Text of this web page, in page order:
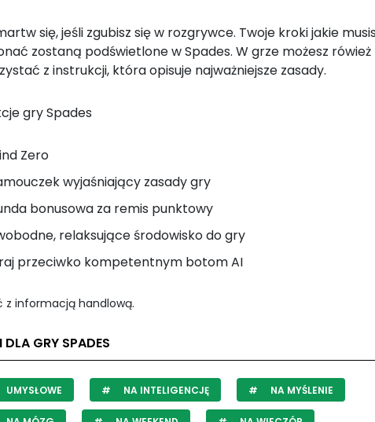
się, jeśli zgubisz się w rozgrywce. Twoje kroki jakie
zostaną podświetlone wSpades. W grze możesz rówież
z instrukcji, która opisuje najważniejsze zasady.
gry Spades
Zero
wyjaśniający zasady gry
bonusowa za remis punktowy
relaksujące środowisko do gry
przeciwko kompetentnym botom AI
z informacją handlową.
DLA GRY SPADES
UMYSŁOWE NA INTELIGENCJĘ NA MYŚLENIE